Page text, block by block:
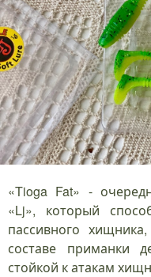
«Tioga Fat» -
«Lj», который
пассивного
составе приманки
стойкой к атакам